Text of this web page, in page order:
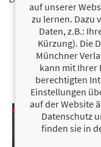
auf unserer
zu lernen. Dazu
Daten, z.B.:
Kürzung). Die
Münchner
kann mit Ihrer
berechtigten
Einstellungen
auf der Website
Datenschutz
finden sie in